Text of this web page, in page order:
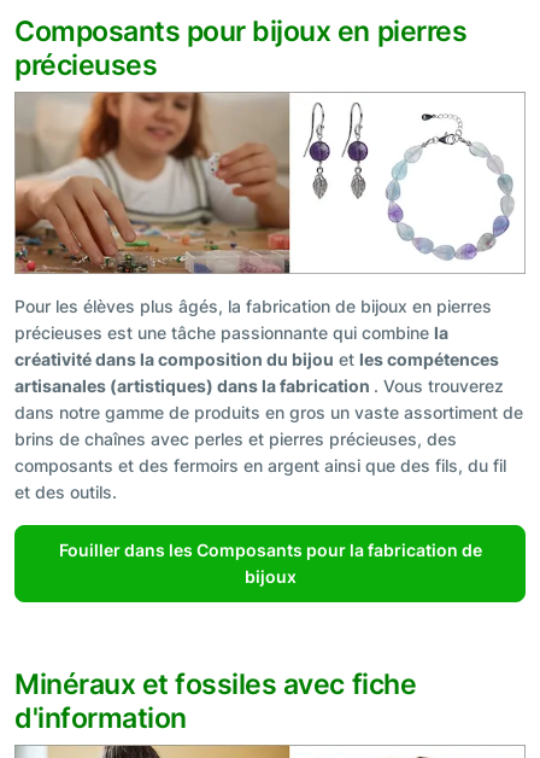
Composants pour bijoux en pierres
précieuses
Pour les élèves plus âgés, la fabrication de bijoux en pierres
précieuses est une tâche passionnante qui combine la
créativité dans la composition du bijou et les compétences
artisanales (artistiques) dans la fabrication . Vous trouverez
dans notre gamme de produits en gros un vaste assortiment de
brins de chaînes avec perles et pierres précieuses, des
composants et des fermoirs en argent ainsi que des fils, du fil
et des outils.
Fouiller dans les Composants pour la fabrication de
bijoux
Minéraux et fossiles avec fiche
d'information